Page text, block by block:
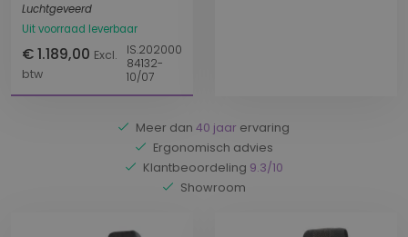
Luchtgeveerd
Uit voorraad leverbaar
€ 1.189,00 Excl.
btw
IS.202000
84132-
10/07
Meer dan 40 jaar ervaring
Ergonomisch advies
Klantbeoordeling 9.3/10
Showroom